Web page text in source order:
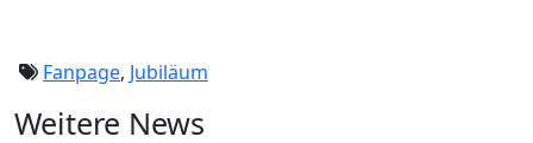
Fanpage, Jubiläum
Weitere News